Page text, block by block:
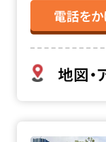
電話を
地図・
功雲院会館の